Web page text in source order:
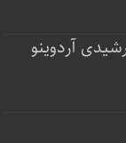
آردوینو